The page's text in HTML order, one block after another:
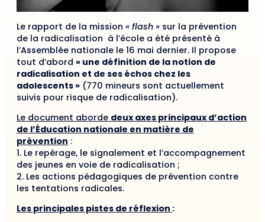
Le rapport de la mission « flash » sur la prévention
de la radicalisation à l’école a été présenté à
l’Assemblée nationale le 16 mai dernier. Il propose
tout d’abord « une définition de la notion de
radicalisation et de ses échos chez les
adolescents » (770 mineurs sont actuellement
suivis pour risque de radicalisation).
Le document aborde deux axes principaux d’action
de l’Éducation nationale en matière de
prévention :
1. Le repérage, le signalement et l’accompagnement
des jeunes en voie de radicalisation ;
2. Les actions pédagogiques de prévention contre
les tentations radicales.
Les principales pistes de réflexion :